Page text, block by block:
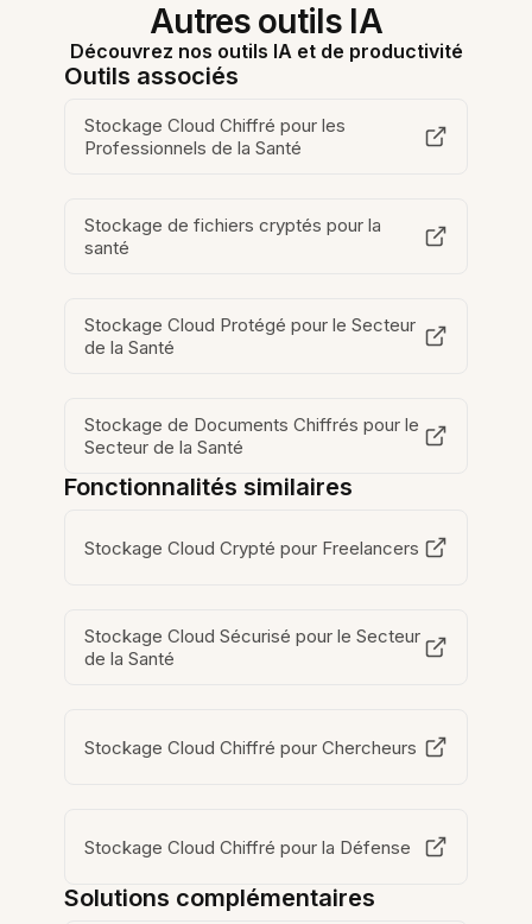
Autres outils IA
Découvrez nos outils IA et de productivité
Outils associés
Stockage Cloud Chiffré pour les
Professionnels de la Santé
Stockage de fichiers cryptés pour la
santé
Stockage Cloud Protégé pour le Secteur
de la Santé
Stockage de Documents Chiffrés pour le
Secteur de la Santé
Fonctionnalités similaires
Stockage Cloud Crypté pour Freelancers
Stockage Cloud Sécurisé pour le Secteur
de la Santé
Stockage Cloud Chiffré pour Chercheurs
Stockage Cloud Chiffré pour la Défense
Solutions complémentaires